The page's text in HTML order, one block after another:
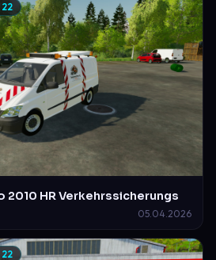
22
2010 HR Verkehrssicherungs
05.04.2026